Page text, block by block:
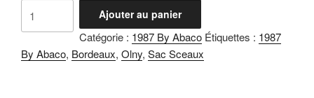
Bordeaux
Ajouter au panier
Catégorie : 1987 By Abaco Étiquettes : 1987
By Abaco, Bordeaux, Olny, Sac Sceaux